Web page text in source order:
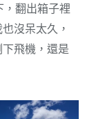
翻出箱子裡
沒呆太久，
飛機，還是